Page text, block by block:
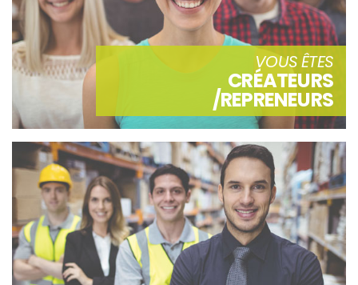
VOUS ÊTES
CRÉATEURS
/REPRENEURS